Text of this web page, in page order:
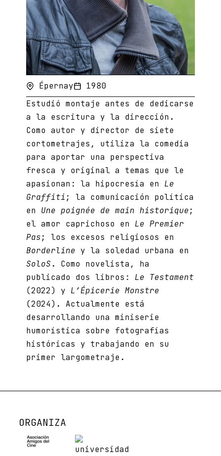
Épernay
1980
Estudió montaje antes de dedicarse
a la escritura y la dirección.
Como autor y director de siete
cortometrajes, utiliza la comedia
para aportar una perspectiva
fresca y original a temas que le
apasionan: la hipocresía en Le
Graffiti; la comunicación política
en Une poignée de main historique;
el amor caprichoso en Le Premier
Pas; los excesos religiosos en
Borderline y la soledad urbana en
SoloS . Como novelista, ha
publicado dos libros: Le Testament
(2022) y L’Épicerie Monstre
(2024). Actualmente está
desarrollando una miniserie
humorística sobre fotografías
históricas y trabajando en su
primer largometraje.
ORGANIZA